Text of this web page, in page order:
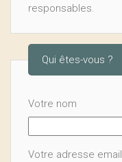
responsables.
Qui êtes-vous ?
Votre nom
Votre adresse email